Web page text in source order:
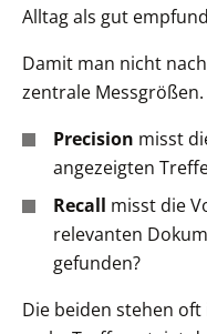
Alltag als gut
Damit man nicht
zentrale Messgrößen.
Precision misst
angezeigten
Recall misst die
relevanten
gefunden?
Die beiden stehen